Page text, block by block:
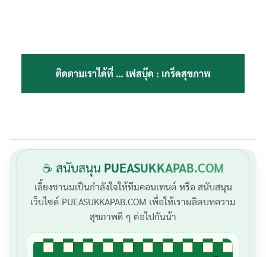
ติดตามเราได้ที่ … เฟสบุ๊ค : เกร็ดสุขภาพ
☕ สนับสนุน PUEASUKKAPAB.COM
เลี้ยงชานมเป็นกำลังใจให้ทีมคอนเทนต์ หรือ สนับสนุน
เว็บไซต์ PUEASUKKAPAB.COM เพื่อให้เราผลิตบทความ
สุขภาพดี ๆ ต่อไปกันน้า